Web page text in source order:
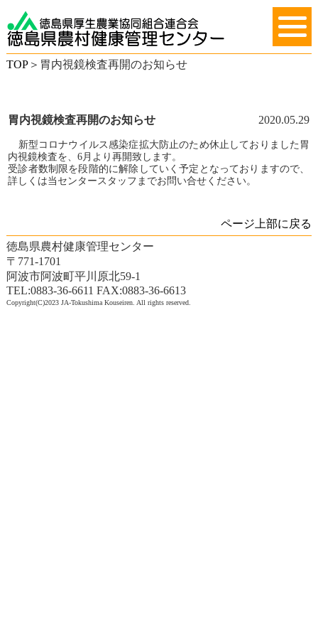
TOP ＞ 胃内視鏡検査再開のお知らせ
胃内視鏡検査再開のお知らせ 2020.05.29
新型コロナウイルス感染症拡大防止のため休止しておりました胃
内視鏡検査を、6月より再開致します。
受診者数制限を段階的に解除していく予定となっておりますので、
詳しくは当センタースタッフまでお問い合せください。
ページ上部に戻る
徳島県農村健康管理センター
〒771-1701
阿波市阿波町平川原北59-1
TEL:0883-36-6611 FAX:0883-36-6613
Copyright(C)2023 JA-Tokushima Kouseiren. All rights reserved.